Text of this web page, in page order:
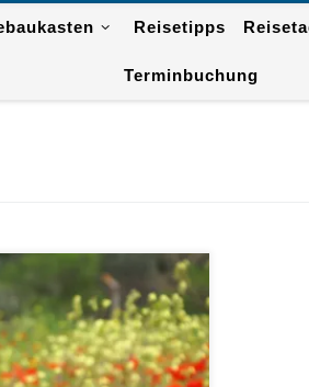
Reisetipps
Terminbuchung